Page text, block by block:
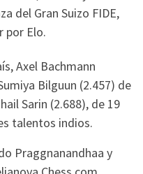
del Gran Suizo FIDE,
por Elo.
Axel Bachmann
Bilguun (2.457) de
Sarin (2.688), de 19
talentos indios.